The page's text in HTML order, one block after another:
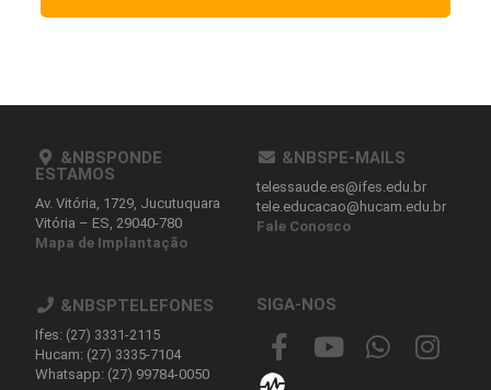
&NBSPONDE
ESTAMOS
Av. Vitória, 1729, Jucutuquara
Vitória – ES, 29040-780
Mapa de Implantação
&NBSPE-MAILS
telessaude.es@ifes.edu.br
tele.educacao@hucam.edu.br
Fale Conosco
&NBSPTELEFONES
Ifes: (27) 3331-2115
Hucam: (27) 3335-7104
Whatsapp: (27) 99784-0050
SIGA-NOS